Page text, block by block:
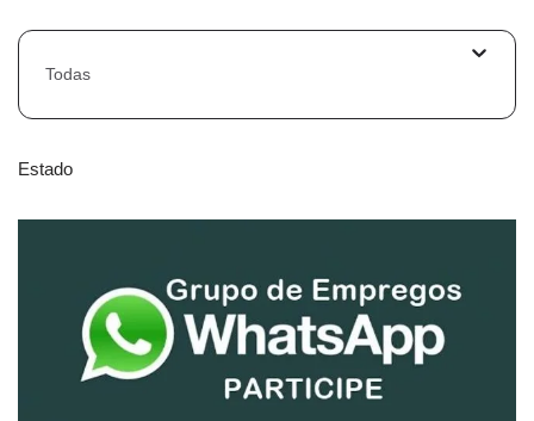
Todas
Estado